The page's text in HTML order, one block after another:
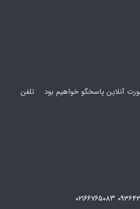
آنلاین پاسخگو خواهیم بود تلفن